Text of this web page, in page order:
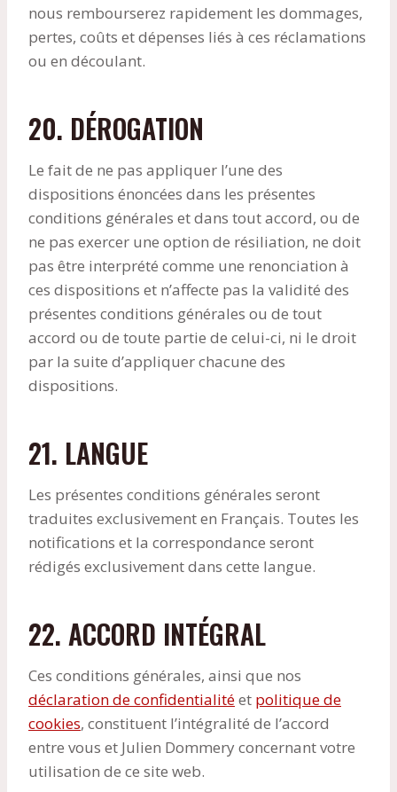
nous rembourserez rapidement les dommages,
pertes, coûts et dépenses liés à ces réclamations
ou en découlant.
20. DÉROGATION
Le fait de ne pas appliquer l’une des
dispositions énoncées dans les présentes
conditions générales et dans tout accord, ou de
ne pas exercer une option de résiliation, ne doit
pas être interprété comme une renonciation à
ces dispositions et n’affecte pas la validité des
présentes conditions générales ou de tout
accord ou de toute partie de celui-ci, ni le droit
par la suite d’appliquer chacune des
dispositions.
21. LANGUE
Les présentes conditions générales seront
traduites exclusivement en Français. Toutes les
notifications et la correspondance seront
rédigés exclusivement dans cette langue.
22. ACCORD INTÉGRAL
Ces conditions générales, ainsi que nos
déclaration de confidentialitéet politique de
cookies, constituent l’intégralité de l’accord
entre vous et Julien Dommery concernant votre
utilisation de ce site web.